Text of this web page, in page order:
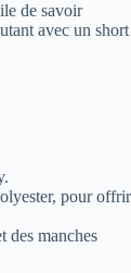
de savoir
avec un short
pour offrir
des manches